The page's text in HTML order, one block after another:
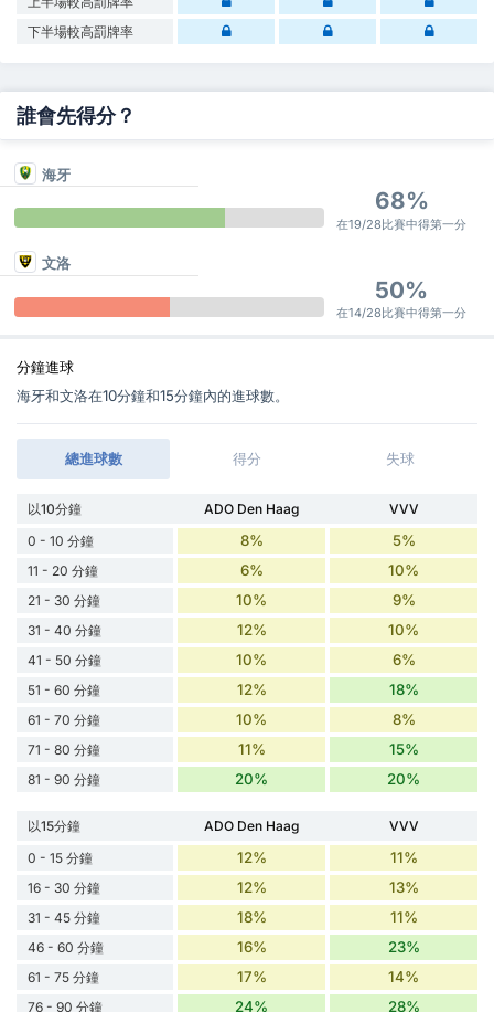
下半場較高罰牌率
誰會先得分？
海牙
68%
在19/28比賽中得第一分
文洛
50%
在14/28比賽中得第一分
分鐘進球
海牙和文洛在10分鐘和15分鐘內的進球數。
總進球數 得分 失球
以10分鐘 ADO Den Haag
VVV
0 - 10 分鐘
8% 5%
11 - 20 分鐘 6% 10%
21 - 30 分鐘 10% 9%
31 - 40 分鐘 12% 10%
41 - 50 分鐘 10% 6%
51 - 60 分鐘 12% 18%
61 - 70 分鐘 10% 8%
71 - 80 分鐘 11% 15%
81 - 90 分鐘 20% 20%
以15分鐘 ADO Den Haag
VVV
0 - 15 分鐘
12% 11%
16 - 30 分鐘 12% 13%
31 - 45 分鐘 18% 11%
46 - 60 分鐘 16% 23%
61 - 75 分鐘 17% 14%
76 - 90 分鐘 24% 28%